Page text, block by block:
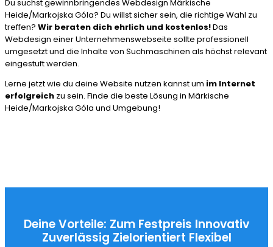
Du suchst gewinnbringendes Webdesign Märkische
Heide/Markojska Góla? Du willst sicher sein, die richtige Wahl zu
treffen? Wir beraten dich ehrlich und kostenlos!Das
Webdesign einer Unternehmenswebseite sollte professionell
umgesetzt und die Inhalte von Suchmaschinen als höchst relevant
eingestuft werden.
Lerne jetzt wie du deine Website nutzen kannst um im Internet
erfolgreich zu sein. Finde die beste Lösung in Märkische
Heide/Markojska Góla und Umgebung!
Deine Vorteile: Zum Festpreis Innovativ
Zuverlässig Zielorientiert Flexibel